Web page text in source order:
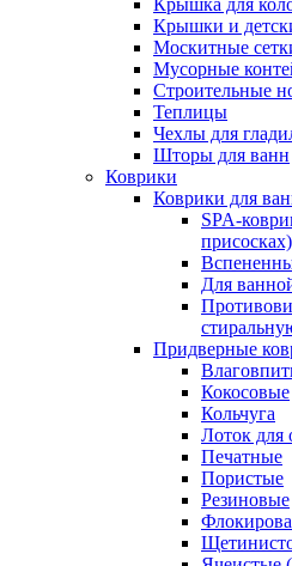
Крышки и
Москитные
Мусорные
Строительные
Теплицы
Чехлы для
Шторы для ванн
Коврики
Коврики для
SPA-
присосках)
Для
Придверные
Кокосовые
Кольчуга
Лоток для
Печатные
Пористые
Резиновые